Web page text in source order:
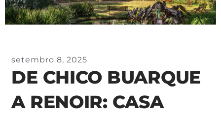
setembro 8, 2025
DE CHICO BUARQUE
A RENOIR: CASA